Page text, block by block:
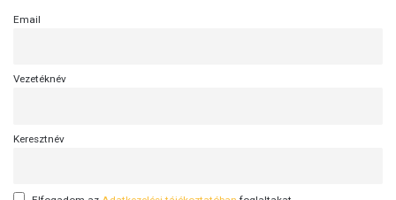
Email
Vezetéknév
Keresztnév